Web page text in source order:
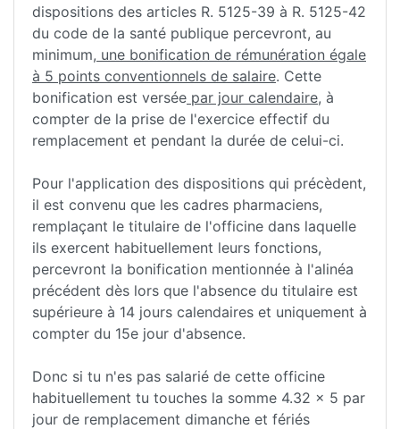
dispositions des articles R. 5125-39 à R. 5125-42
du code de la santé publique percevront, au
minimum, une bonification de rémunération égale
à 5 points conventionnels de salaire. Cette
bonification est versée par jour calendaire, à
compter de la prise de l'exercice effectif du
remplacement et pendant la durée de celui-ci.
Pour l'application des dispositions qui précèdent,
il est convenu que les cadres pharmaciens,
remplaçant le titulaire de l'officine dans laquelle
ils exercent habituellement leurs fonctions,
percevront la bonification mentionnée à l'alinéa
précédent dès lors que l'absence du titulaire est
supérieure à 14 jours calendaires et uniquement à
compter du 15e jour d'absence.
Donc si tu n'es pas salarié de cette officine
habituellement tu touches la somme 4.32 x 5 par
jour de remplacement dimanche et fériés